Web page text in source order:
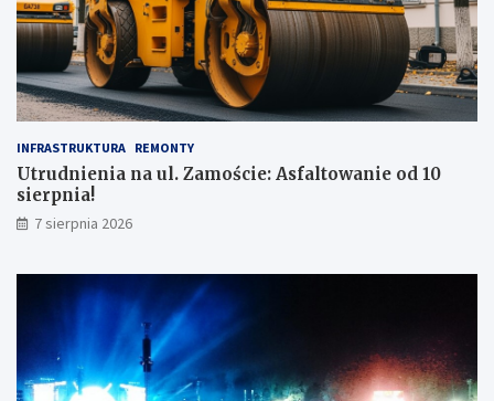
INFRASTRUKTURA REMONTY
Utrudnienia na ul. Zamoście: Asfaltowanie od 10
sierpnia!
7 sierpnia 2026